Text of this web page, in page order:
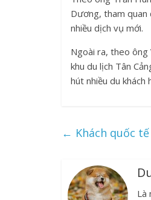
Dương, tham quan
nhiều dịch vụ mới.
Ngoài ra, theo ông
khu du lịch Tân
hút nhiều du khách
← Khách quốc
Là